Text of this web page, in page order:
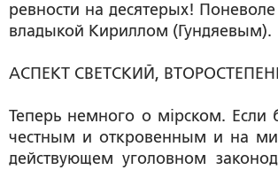
ревности на десятерых! Поневоле
владыкой Кириллом (Гундяевым).
АСПЕКТ СВЕТСКИЙ,
Теперь немного о мiрском. Если
честным и откровенным и на
действующем уголовном